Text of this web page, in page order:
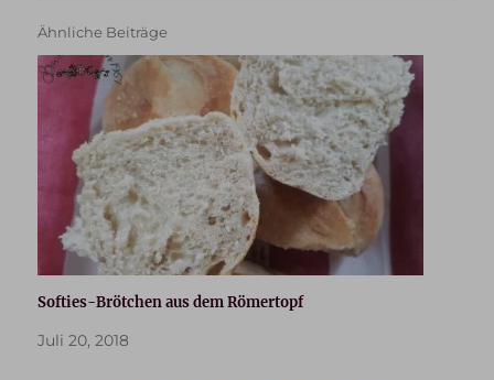
Ähnliche Beiträge
Softies-Brötchen aus dem Römertopf
Juli 20, 2018